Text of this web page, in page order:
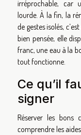
irréprochable, car
lourde. À la fin, la
de gestes isolés,
bien pensée, elle
franc, une eau à la
tout fonctionne.
Ce qu’il
signer
Réserver les bons
comprendre les